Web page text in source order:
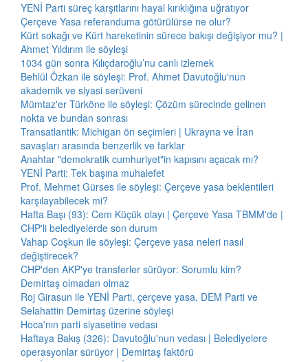
YENİ Parti süreç karşıtlarını hayal kırıklığına uğratıyor
Çerçeve Yasa referanduma götürülürse ne olur?
Kürt sokağı ve Kürt hareketinin sürece bakışı değişiyor mu? |
Ahmet Yıldırım ile söyleşi
1034 gün sonra Kılıçdaroğlu’nu canlı izlemek
Behlül Özkan ile söyleşi: Prof. Ahmet Davutoğlu'nun
akademik ve siyasi serüveni
Mümtaz'er Türköne ile söyleşi: Çözüm sürecinde gelinen
nokta ve bundan sonrası
Transatlantik: Michigan ön seçimleri | Ukrayna ve İran
savaşları arasında benzerlik ve farklar
Anahtar "demokratik cumhuriyet"in kapısını açacak mı?
YENİ Parti: Tek başına muhalefet
Prof. Mehmet Gürses ile söyleşi: Çerçeve yasa beklentileri
karşılayabilecek mi?
Hafta Başı (93): Cem Küçük olayı | Çerçeve Yasa TBMM'de |
CHP'li belediyelerde son durum
Vahap Coşkun ile söyleşi: Çerçeve yasa neleri nasıl
değiştirecek?
CHP'den AKP'ye transferler sürüyor: Sorumlu kim?
Demirtaş olmadan olmaz
Roj Girasun ile YENİ Parti, çerçeve yasa, DEM Parti ve
Selahattin Demirtaş üzerine söyleşi
Hoca'nın parti siyasetine vedası
Haftaya Bakış (326): Davutoğlu'nun vedası | Belediyelere
operasyonlar sürüyor | Demirtaş faktörü